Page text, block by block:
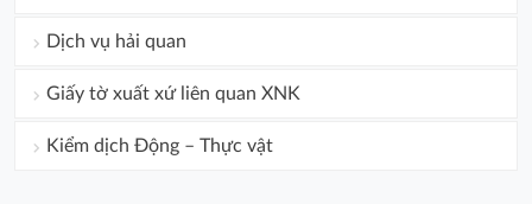
Dịch vụ hải quan
Giấy tờ xuất xứ liên quan XNK
Kiểm dịch Động – Thực vật